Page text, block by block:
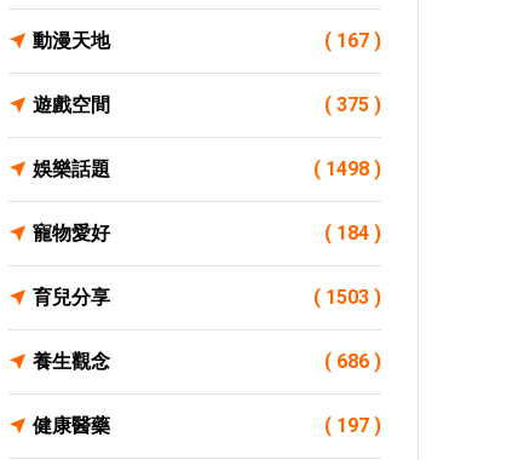
動漫天地 ( 167 )
遊戲空間 ( 375 )
娛樂話題 ( 1498 )
寵物愛好 ( 184 )
育兒分享 ( 1503 )
養生觀念 ( 686 )
健康醫藥 ( 197 )